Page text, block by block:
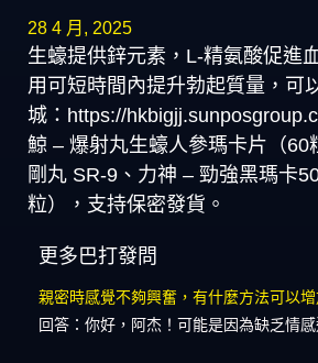
28 4 月, 2025
生蠔提供鋅元素，L-精氨酸促進
用可短時間內提升勃起質量，可
城：https://
鯨 – 爆射丸生蠔人參瑪卡片（60
剛丸 SR-9、力神 – 勁強黑瑪卡
粒），支持保密發貨。
更多巴打發問
親密時感覺不夠興奮，有什麼方法可以增
回答：你好，阿杰！可能是因為缺乏情